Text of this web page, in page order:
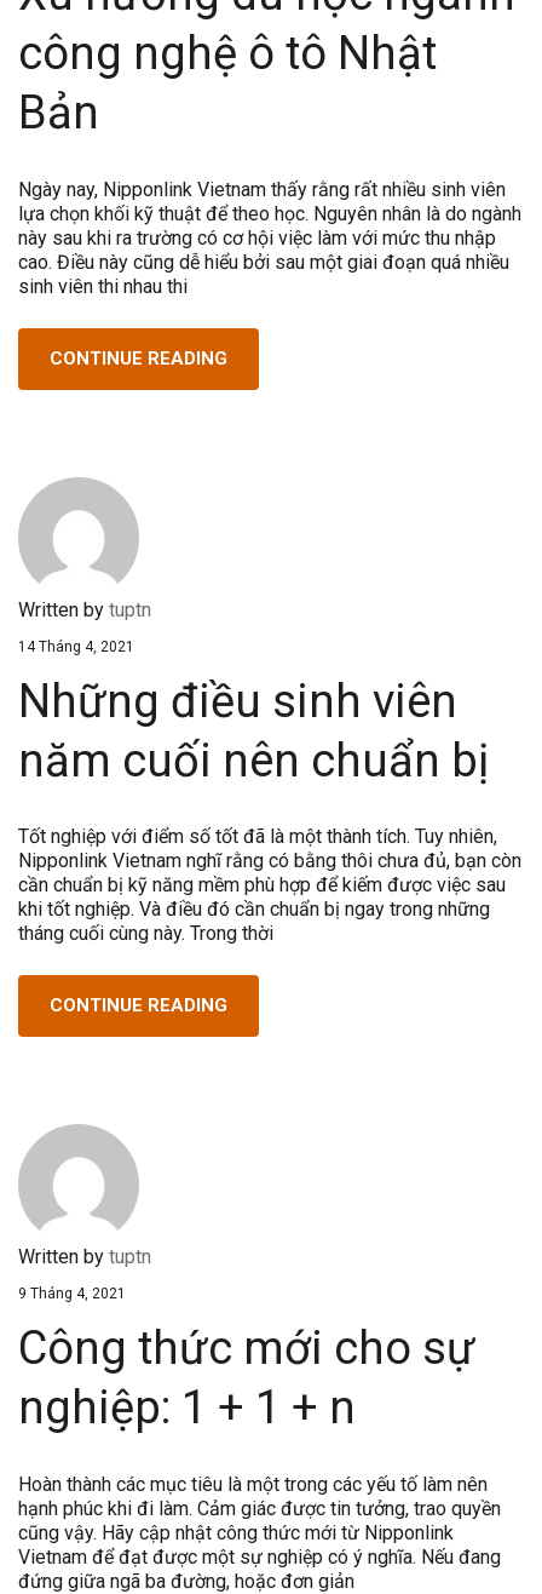
công nghệ ô tô Nhật
Bản
Ngày nay, Nipponlink Vietnam thấy rằng rất nhiều sinh viên
lựa chọn khối kỹ thuật để theo học. Nguyên nhân là do ngành
này sau khi ra trường có cơ hội việc làm với mức thu nhập
cao. Điều này cũng dễ hiểu bởi sau một giai đoạn quá nhiều
sinh viên thi nhau thi
CONTINUE READING
Written by tuptn
14 Tháng 4, 2021
Những điều sinh viên
năm cuối nên chuẩn bị
Tốt nghiệp với điểm số tốt đã là một thành tích. Tuy nhiên,
Nipponlink Vietnam nghĩ rằng có bằng thôi chưa đủ, bạn còn
cần chuẩn bị kỹ năng mềm phù hợp để kiếm được việc sau
khi tốt nghiệp. Và điều đó cần chuẩn bị ngay trong những
tháng cuối cùng này. Trong thời
CONTINUE READING
Written by tuptn
9 Tháng 4, 2021
Công thức mới cho sự
nghiệp: 1 + 1 + n
Hoàn thành các mục tiêu là một trong các yếu tố làm nên
hạnh phúc khi đi làm. Cảm giác được tin tưởng, trao quyền
cũng vậy. Hãy cập nhật công thức mới từ Nipponlink
Vietnam để đạt được một sự nghiệp có ý nghĩa. Nếu đang
đứng giữa ngã ba đường, hoặc đơn giản